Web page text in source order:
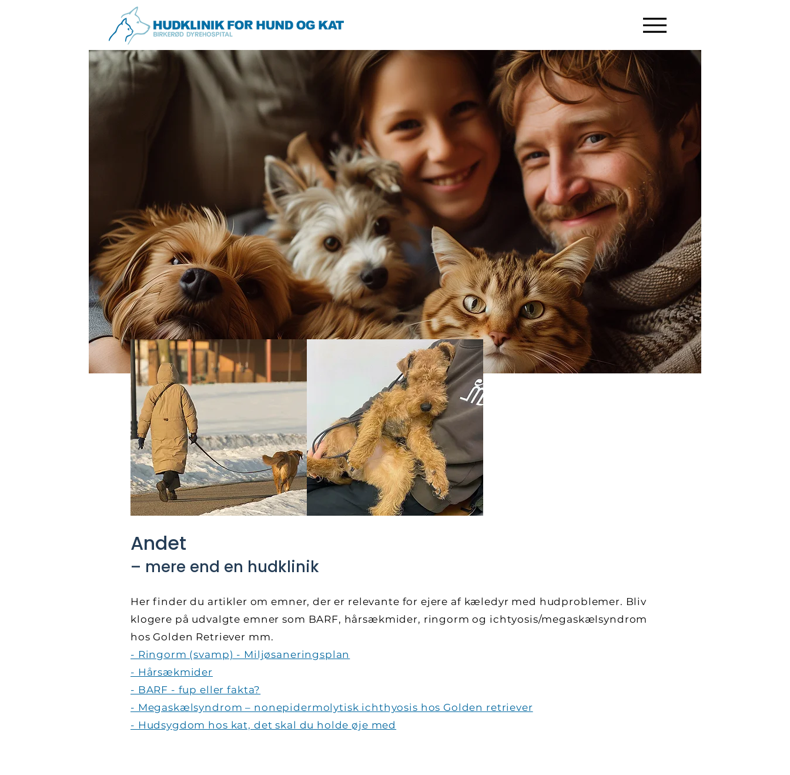
Andet
– mere end en hudklinik
Her finder du artikler om emner, der er relevante for ejere af kæledyr med hudproblemer. Bliv
klogere på udvalgte emner som BARF, hårsækmider, ringorm og ichtyosis/megaskælsyndrom
hos Golden Retriever mm.
- Ringorm (svamp) - Miljøsaneringsplan
- Hårsækmider
- BARF - fup eller fakta?
- Megaskælsyndrom – nonepidermolytisk ichthyosis hos Golden retriever
- Hudsygdom hos kat, det skal du holde øje med